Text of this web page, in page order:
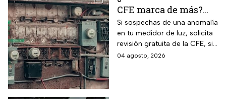
CFE marca de más?
Así puedes saber si
presenta una falla
Si sospechas de una anomalía
en tu medidor de luz, solicita
revisión gratuita de la CFE, si
hay falla es totalmente
04 agosto, 2026